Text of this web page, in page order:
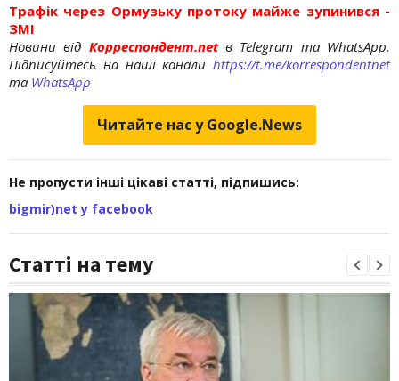
Трафік через Ормузьку протоку майже зупинився -
ЗМІ
Новини від Корреспондент.netв Telegram та WhatsApp.
Підписуйтесь на наші канали https://t.me/korrespondentnet
та WhatsApp
Читайте нас у Google.News
Не пропусти інші цікаві статті, підпишись:
bigmir)net у facebook
Статті на тему